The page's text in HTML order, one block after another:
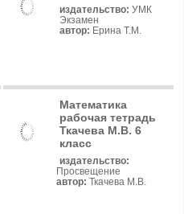
издательство: УМК
Экзамен
автор: Ерина Т.М.
Математика
рабочая тетрадь
Ткачева М.В. 6
класс
издательство:
Просвещение
автор: Ткачева М.В.